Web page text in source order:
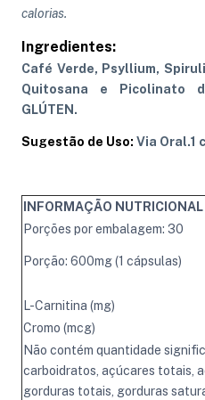
calorias.
Ingredientes:
Café Verde, Psyllium,
Quitosana e Picolinato
GLÚTEN.
Sugestão de Uso: Via Oral.1
INFORMAÇÃO NUTRICIONAL
Porções por embalagem: 30
Porção: 600mg (1 cápsulas)
L-Carnitina (mg)
Cromo (mcg)
Não contém quantidade
carboidratos, açúcares totais,
gorduras totais, gorduras